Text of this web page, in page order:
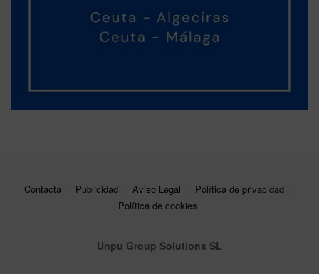
Contacta Publicidad Aviso Legal
Política de privacidad
Política de cookies
Unpu Group Solutions SL